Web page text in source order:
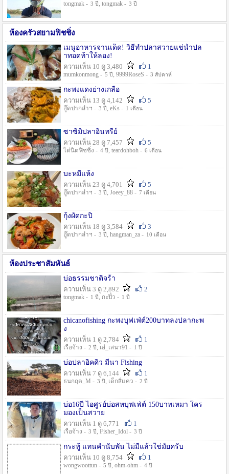
tongmak - 3 ปี , tongmak - 3 ปี
ห้องครัวสยามฟิชชิ่ง
เมนูอาหารจานเด็ด! วิธีทำปลาสวายแช่น้ำปล
าทอดท้าให้ลอง!
ความเห็น 10 ดู 3,480
1
mumkonmong - 5 ปี , 9999RoseS - 3 สัปดาห์
กะพงแดงย่างเกลือ
ความเห็น 13 ดู 4,142
5
อู๊ดปากลำฯ - 3 ปี , eKs - 1 เดือน
ซาซิมิปลาอินทรีย์
ความเห็น 28 ดู 7,457
5
ไต๋นิตฟิชชิ่ง - 4 ปี , teardohboh - 6 เดือน
บะหมี่แห้ง
ความเห็น 23 ดู 4,701
5
อู๊ดปากลำฯ - 3 ปี , Joeey_88 - 7 เดือน
กุ้งผัดกะปิ
ความเห็น 18 ดู 3,584
3
อู๊ดปากลำฯ - 3 ปี , hangman_za - 10 เดือน
ห้องประชาสัมพันธ์
บ่อธรรมชาติจร้า
ความเห็น 3 ดู 2,892
2
tongmak - 1 ปี , กะปิ๋ว - 1 ปี
chicanofishing กะพงบุฟเฟ่ต์200บาทลงปลากะพ
ง
ความเห็น 1 ดู 2,784
1
เรือจ้าง - 2 ปี , เอ๋_เสนา91 - 1 ปี
บ่อปลาอิคคิว มีนา Fishing
ความเห็น 7 ดู 6,144
1
ธนกฤต_M - 3 ปี , เด็กสี่แคว - 2 ปี
บ่อ16ปี ไอศูรย์บ่อสหบุฟเฟ่ต์ 150บาทเหมา ใคร
มองเป็นสวาย
ความเห็น 1 ดู 6,771
1
เรือจ้าง - 3 ปี , Fisher_Idol - 3 ปี
กระทู้ แทนคำนับพัน ไม่มีแล้วใช่มั๊ยครับ
ความเห็น 10 ดู 8,754
1
wongwoottun - 5 ปี , ohm-ohm - 4 ปี